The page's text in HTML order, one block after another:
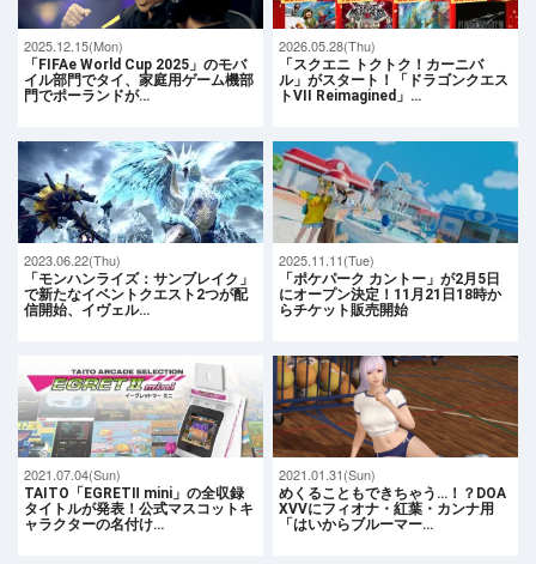
2025.12.15(Mon)
「FIFAe World Cup 2025」のモバ
イル部門でタイ、家庭用ゲーム機部
門でポーランドが…
2026.05.28(Thu)
「スクエニ トクトク！カーニバ
ル」がスタート！「ドラゴンクエス
トVII Reimagined」…
2023.06.22(Thu)
「モンハンライズ：サンブレイク」
で新たなイベントクエスト2つが配
信開始、イヴェル…
2025.11.11(Tue)
「ポケパーク カントー」が2月5日
にオープン決定！11月21日18時か
らチケット販売開始
2021.07.04(Sun)
TAITO「EGRETⅡ mini」の全収録
タイトルが発表！公式マスコットキ
ャラクターの名付け…
2021.01.31(Sun)
めくることもできちゃう…！？DOA
XVVにフィオナ・紅葉・カンナ用
「はいからブルーマー…